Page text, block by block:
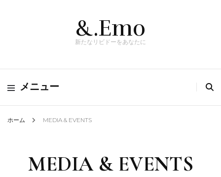
&.Emo
新たなリビドーをあなたに
メニュー
ホーム MEDIA & EVENTS
MEDIA & EVENTS